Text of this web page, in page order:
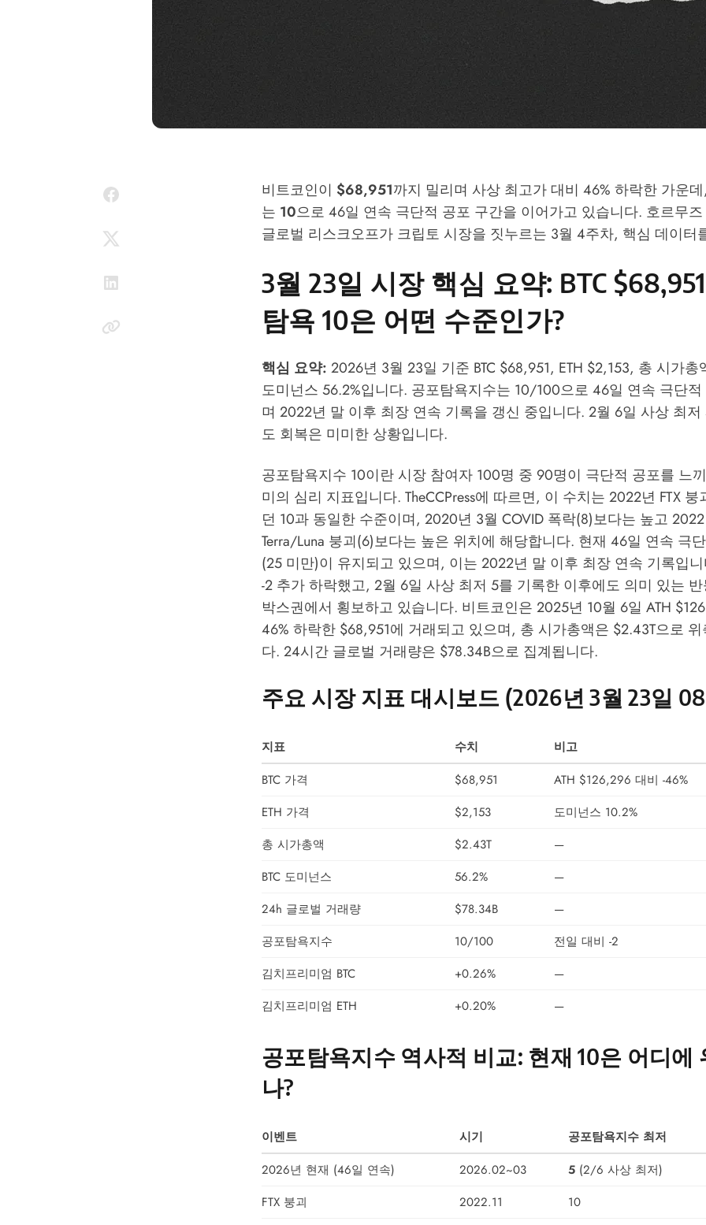
비트코인이 $68,951까지 밀리며 사상 최고가 대비 46% 하락한 가운
는 10으로 46일 연속 극단적 공포 구간을 이어가고 있습니다. 호르무
글로벌 리스크오프가 크립토 시장을 짓누르는 3월 4주차, 핵심 데이터
3월 23일 시장 핵심 요약: BTC
탐욕 10은 어떤 수준인가?
핵심 요약: 2026년 3월 23일 기준 BTC $68,951, ETH $2,153, 총 시가총
도미넌스 56.2%입니다. 공포탐욕지수는 10/100으로 46일 연속 극단
며 2022년 말 이후 최장 연속 기록을 갱신 중입니다. 2월 6일 사상 최
도 회복은 미미한 상황입니다.
공포탐욕지수 10이란 시장 참여자 100명 중 90명이 극단적 공포를 느
미의 심리 지표입니다. TheCCPress에 따르면, 이 수치는 2022년 FTX 붕
던 10과 동일한 수준이며, 2020년 3월 COVID 폭락(8)보다는 높고
Terra/Luna 붕괴(6)보다는 높은 위치에 해당합니다. 현재 46일 연속 극
(25 미만)이 유지되고 있으며, 이는 2022년 말 이후 최장 연속 기록입
-2 추가 하락했고, 2월 6일 사상 최저 5를 기록한 이후에도 의미 있는
박스권에서 횡보하고 있습니다. 비트코인은 2025년 10월 6일 ATH
46% 하락한 $68,951에 거래되고 있으며, 총 시가총액은 $2.43T으로
다. 24시간 글로벌 거래량은 $78.34B으로 집계됩니다.
주요 시장 지표 대시보드 (2026년 3월 23일
지표 수치
비고
BTC 가격
$68,951
ATH $126,296 대비 -46%
ETH 가격
$2,153
도미넌스 10.2%
총 시가총액
$2.43T
—
BTC 도미넌스
56.2%
—
24h 글로벌 거래량
$78.34B
—
공포탐욕지수
10/100
전일 대비 -2
김치프리미엄 BTC
+0.26%
—
김치프리미엄 ETH
+0.20% —
공포탐욕지수 역사적 비교: 현재 10은 어디에
나?
이벤트 시기
공포탐욕지수 최저
2026년 현재 (46일 연속)
2026.02~03 5 (2/6 사상 최저)
FTX 붕괴
2022.11
10